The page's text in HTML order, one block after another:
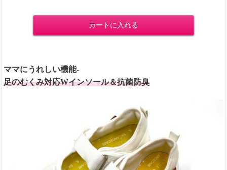
カートに入れる
ママにうれしい機能-
足のむくみ対応Wインソール＆抗菌防臭